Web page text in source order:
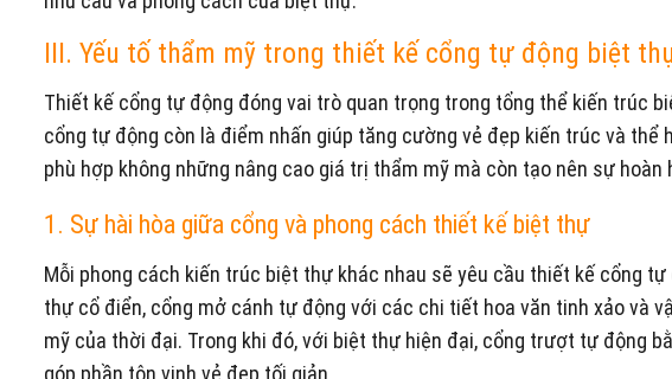
III. Yếu tố thẩm mỹ trong thiết kế cổng tự động biệt
Thiết kế cổng tự động đóng vai trò quan trọng trong tổng thể kiến trúc
cổng tự động còn là điểm nhấn giúp tăng cường vẻ đẹp kiến trúc và thể
phù hợp không những nâng cao giá trị thẩm mỹ mà còn tạo nên sự hoàn
1. Sự hài hòa giữa cổng và phong cách thiết kế biệt thự
Mỗi phong cách kiến trúc biệt thự khác nhau sẽ yêu cầu thiết kế cổng
thự cổ điển, cổng mở cánh tự động với các chi tiết hoa văn tinh xảo và
mỹ của thời đại. Trong khi đó, với biệt thự hiện đại, cổng trượt tự động